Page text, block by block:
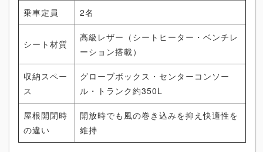
乗車定員 2名
シート材質
高級レザー（シートヒーター・ベンチレ
ーション搭載）
収納スペー
ス
グローブボックス・センターコンソー
ル・トランク約350L
屋根開閉時
の違い
開放時でも風の巻き込みを抑え快適性を
維持